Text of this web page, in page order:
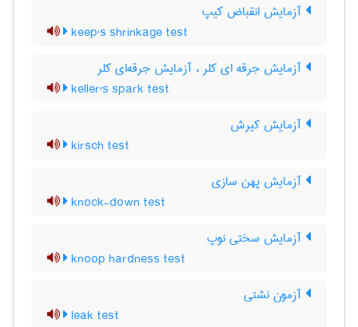
آزمایش انقباض کیپ
keep's shrinkage test
آزمایش جرقه ای کلر ، آزمایش جرقه‌ای کلر
keller's spark test
آزمایش کیرش
kirsch test
آزمایش پهن سازی
knock-down test
آزمایش سختی نوپ
knoop hardness test
آزمون نشتی
leak test